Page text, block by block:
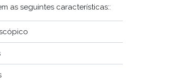
as seguintes características::